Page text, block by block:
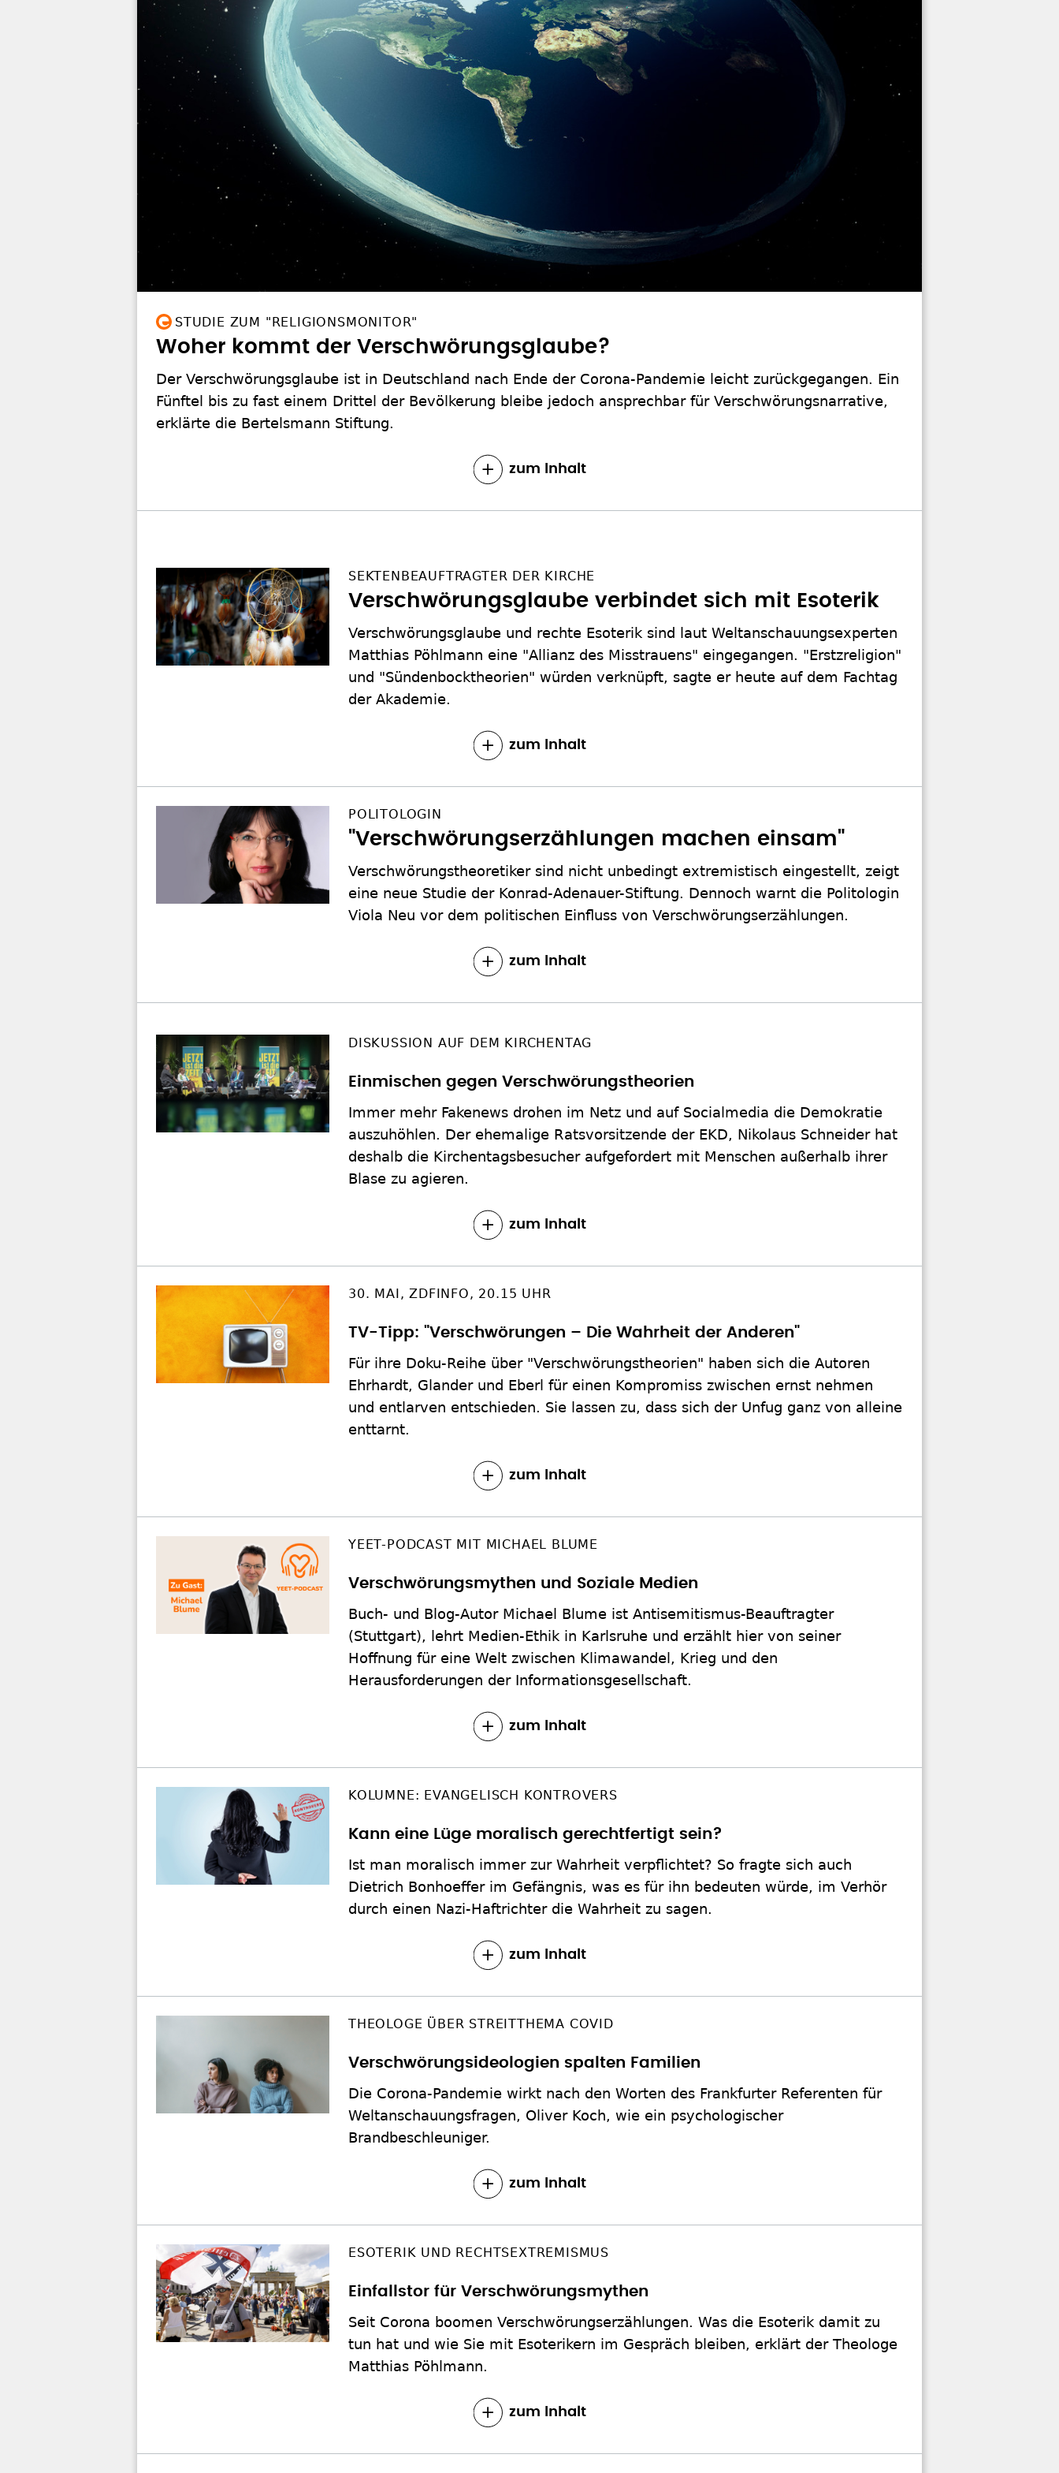
STUDIE ZUM "RELIGIONSMONITOR"
Woher kommt der Verschwörungsglaube?
Der Verschwörungsglaube ist in Deutschland nach Ende der Corona-Pandemie leicht zurückgegangen. Ein
Fünftel bis zu fast einem Drittel der Bevölkerung bleibe jedoch ansprechbar für Verschwörungsnarrative,
erklärte die Bertelsmann Stiftung.
zum Inhalt
SEKTENBEAUFTRAGTER DER KIRCHE
Verschwörungsglaube verbindet sich mit Esoterik
Verschwörungsglaube und rechte Esoterik sind laut Weltanschauungsexperten
Matthias Pöhlmann eine "Allianz des Misstrauens" eingegangen. "Erstzreligion"
und "Sündenbocktheorien" würden verknüpft, sagte er heute auf dem Fachtag
der Akademie.
zum Inhalt
POLITOLOGIN
"Verschwörungserzählungen machen einsam"
Verschwörungstheoretiker sind nicht unbedingt extremistisch eingestellt, zeigt
eine neue Studie der Konrad-Adenauer-Stiftung. Dennoch warnt die Politologin
Viola Neu vor dem politischen Einfluss von Verschwörungserzählungen.
zum Inhalt
DISKUSSION AUF DEM KIRCHENTAG
Einmischen gegen Verschwörungstheorien
Immer mehr Fakenews drohen im Netz und auf Socialmedia die Demokratie
auszuhöhlen. Der ehemalige Ratsvorsitzende der EKD, Nikolaus Schneider hat
deshalb die Kirchentagsbesucher aufgefordert mit Menschen außerhalb ihrer
Blase zu agieren.
zum Inhalt
30. MAI, ZDFINFO, 20.15 UHR
TV-Tipp: "Verschwörungen – Die Wahrheit der Anderen"
Für ihre Doku-Reihe über "Verschwörungstheorien" haben sich die Autoren
Ehrhardt, Glander und Eberl für einen Kompromiss zwischen ernst nehmen
und entlarven entschieden. Sie lassen zu, dass sich der Unfug ganz von alleine
enttarnt.
zum Inhalt
YEET-PODCAST MIT MICHAEL BLUME
Verschwörungsmythen und Soziale Medien
Buch- und Blog-Autor Michael Blume ist Antisemitismus-Beauftragter
(Stuttgart), lehrt Medien-Ethik in Karlsruhe und erzählt hier von seiner
Hoffnung für eine Welt zwischen Klimawandel, Krieg und den
Herausforderungen der Informationsgesellschaft.
zum Inhalt
KOLUMNE: EVANGELISCH KONTROVERS
Kann eine Lüge moralisch gerechtfertigt sein?
Ist man moralisch immer zur Wahrheit verpflichtet? So fragte sich auch
Dietrich Bonhoeffer im Gefängnis, was es für ihn bedeuten würde, im Verhör
durch einen Nazi-Haftrichter die Wahrheit zu sagen.
zum Inhalt
THEOLOGE ÜBER STREITTHEMA COVID
Verschwörungsideologien spalten Familien
Die Corona-Pandemie wirkt nach den Worten des Frankfurter Referenten für
Weltanschauungsfragen, Oliver Koch, wie ein psychologischer
Brandbeschleuniger.
zum Inhalt
ESOTERIK UND RECHTSEXTREMISMUS
Einfallstor für Verschwörungsmythen
Seit Corona boomen Verschwörungserzählungen. Was die Esoterik damit zu
tun hat und wie Sie mit Esoterikern im Gespräch bleiben, erklärt der Theologe
Matthias Pöhlmann.
zum Inhalt